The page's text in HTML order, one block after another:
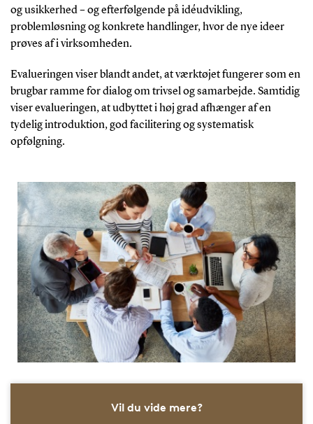
og usikkerhed – og efterfølgende på idéudvikling,
problemløsning og konkrete handlinger, hvor de nye ideer
prøves af i virksomheden.
Evalueringen viser blandt andet, at værktøjet fungerer som en
brugbar ramme for dialog om trivsel og samarbejde. Samtidig
viser evalueringen, at udbyttet i høj grad afhænger af en
tydelig introduktion, god facilitering og systematisk
opfølgning.
Vil du vide mere?